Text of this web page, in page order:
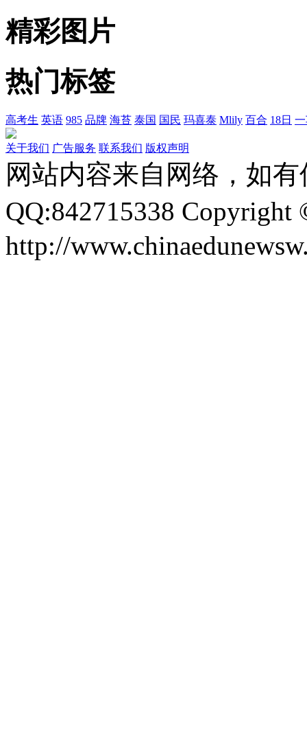
精彩图片
热门标签
高考生 英语 985 品牌 海苔 泰国 国民 玛喜泰 Mlily 百合 18日
关于我们 广告服务 联系我们 版权声明
网站内容来自网络，如
QQ:842715338
http://